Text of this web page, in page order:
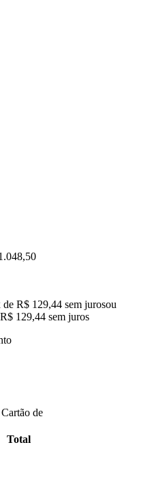
,50
R$ 129,44 sem jurosou
R$ 129,44 sem juros
de
Total